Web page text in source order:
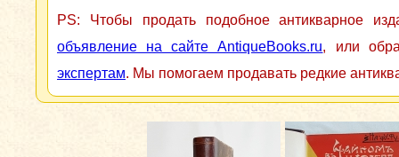
PS: Чтобы продать подобное антикварное
объявление на сайте AntiqueBooks.ru, или
экспертам. Мы помогаем продавать редкие